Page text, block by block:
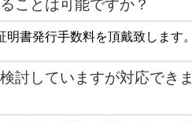
ことは可能ですか？
書発行手数料を頂戴致します。
討していますが対応できま